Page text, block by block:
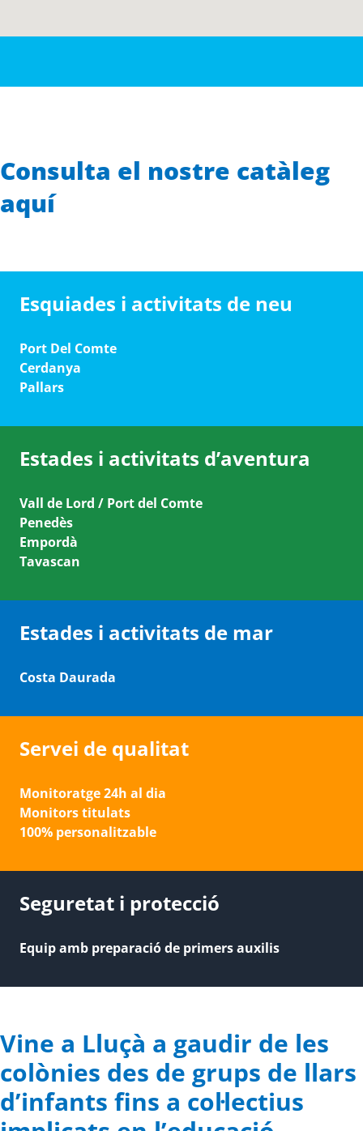
Consulta el nostre catàleg
aquí
Esquiades i activitats de neu
Port Del Comte
Cerdanya
Pallars
Estades i activitats d’aventura
Vall de Lord / Port del Comte
Penedès
Empordà
Tavascan
Estades i activitats de mar
Costa Daurada
Servei de qualitat
Monitoratge 24h al dia
Monitors titulats
100% personalitzable
Seguretat i protecció
Equip amb preparació de primers auxilis
Vine a Lluçà a gaudir de les
colònies des de grups de llars
d’infants fins a col·lectius